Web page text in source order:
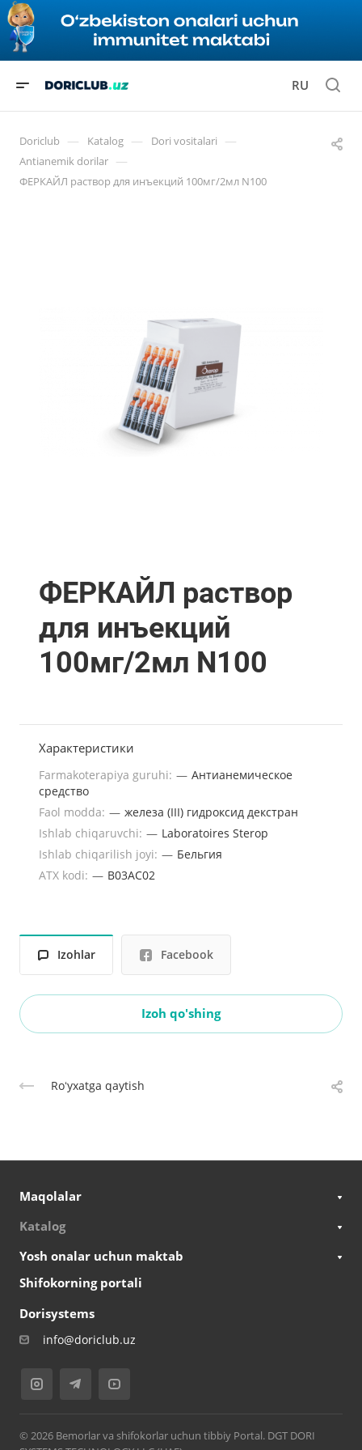
RU
Doriclub — Katalog — Dori vositalari —
Antianemik dorilar —
ФЕРКАЙЛ раствор для инъекций 100мг/2мл N100
ФЕРКАЙЛ раствор
для инъекций
100мг/2мл N100
Характеристики
Farmakoterapiya guruhi: — Антианемическое
средство
Faol modda: — железа (III) гидроксид декстран
Ishlab chiqaruvchi: — Laboratoires Sterop
Ishlab chiqarilish joyi: — Бельгия
ATX kodi: — B03AC02
Izohlar Facebook
Izoh qo'shing
Roʻyxatga qaytish
Maqolalar
Katalog
Yosh onalar uchun maktab
Shifokorning portali
Dorisystems
info@doriclub.uz
© 2026 Bemorlar va shifokorlar uchun tibbiy Portal. DGT DORI